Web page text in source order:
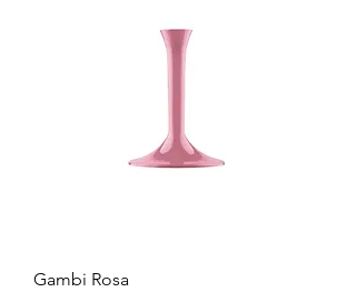
Gambi Rosa